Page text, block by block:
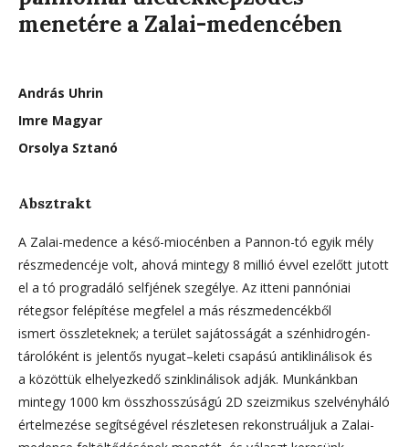
menetére a Zalai-medencében
András Uhrin
Imre Magyar
Orsolya Sztanó
Absztrakt
A Zalai-medence a késő-miocénben a Pannon-tó egyik mély
részmedencéje volt, ahová mintegy 8 millió évvel ezelőtt jutott
el a tó progradáló selfjének szegélye. Az itteni pannóniai
rétegsor felépítése megfelel a más részmedencékből
ismert összleteknek; a terület sajátosságát a szénhidrogén-
tárolóként is jelentős nyugat–keleti csapású antiklinálisok és
a közöttük elhelyezkedő szinklinálisok adják. Munkánkban
mintegy 1000 km összhosszúságú 2D szeizmikus szelvényháló
értelmezése segítségével részletesen rekonstruáljuk a Zalai-